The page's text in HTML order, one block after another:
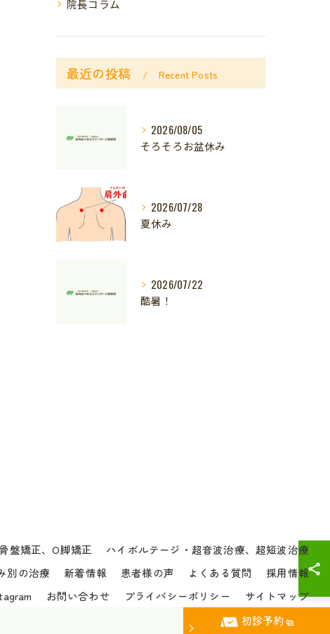
院長コラム
最近の投稿 Recent Posts
2026/08/05
そろそろお盆休み
2026/07/28
夏休み
2026/07/22
酷暑！
初診予約
盤矯正、O脚矯正
ハイボルテージ・超音波治療、超短波治療
別の治療 新着情報 患者様の声 よくある質問
採用情報
お問い合わせ プライバシーポリシー サイトマップ